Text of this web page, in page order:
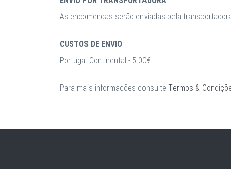
As encomendas serão enviadas pela
CUSTOS DE ENVIO
Portugal Continental - 5.00€
Para mais informações consulte Termos &